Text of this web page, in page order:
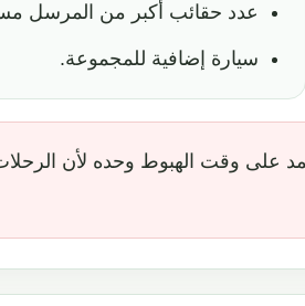
عدد حقائب أكبر من المرسل
سيارة إضافية للمجموعة.
على وقت الهبوط وحده لأن